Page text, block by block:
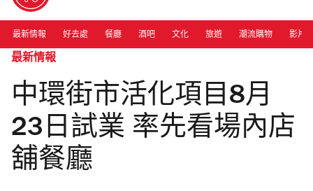
最新情報 好去處 餐廳 酒吧 文化 旅遊 潮流購物 影片
最新情報
中環街市活化項目8月
23日試業 率先看場內店
舖餐廳